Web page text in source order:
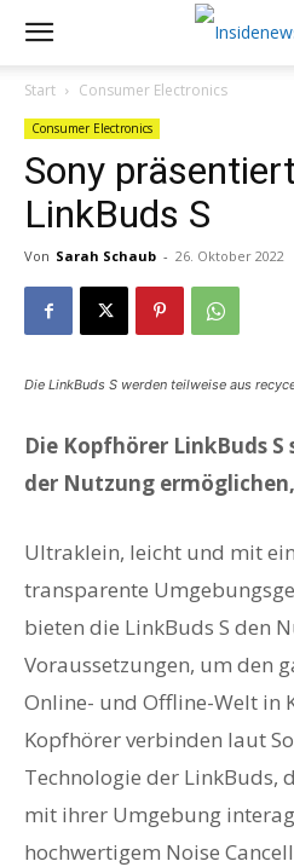
Start Consumer Electronics
Consumer Electronics
Sony
LinkBuds S
Von Sarah Schaub - 26. Oktober 2022
Die LinkBuds S werden teilweise aus
Die Kopfhörer LinkBuds
der Nutzung
Ultraklein, leicht und mit
transparente
bieten die LinkBuds S den
Voraussetzungen, um den
Online- und Offline-Welt in
Kopfhörer verbinden laut
Technologie der LinkBuds,
mit ihrer Umgebung
hochwertigem Noise